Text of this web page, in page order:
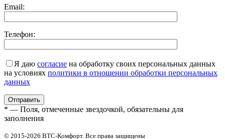
Email:
Телефон:
Я даю согласие на обработку своих персональных данных
на условиях политики в отношении обработки персональных
данных
* — Поля, отмеченные звездочкой, обязательны для
заполнения
© 2015-2026 ВТС-Комфорт. Все права защищены